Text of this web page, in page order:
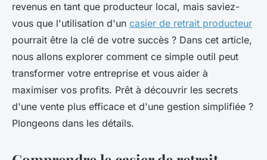
revenus en tant que producteur local, mais saviez-
vous que l'utilisation d'un casier de retrait producteur
pourrait être la clé de votre succès ? Dans cet article,
nous allons explorer comment ce simple outil peut
transformer votre entreprise et vous aider à
maximiser vos profits. Prêt à découvrir les secrets
d'une vente plus efficace et d'une gestion simplifiée ?
Plongeons dans les détails.